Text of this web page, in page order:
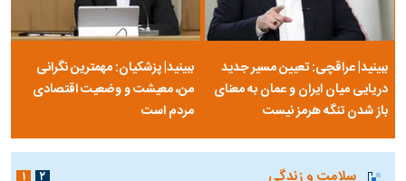
ببینید| عراقچی: تعیین مسیر جدید
دریایی میان ایران و عمان به معنای
باز شدن تنگه هرمز نیست
ببینید| پزشکیان: مهمترین نگرانی
من، معیشت و وضعیت اقتصادی
مردم است